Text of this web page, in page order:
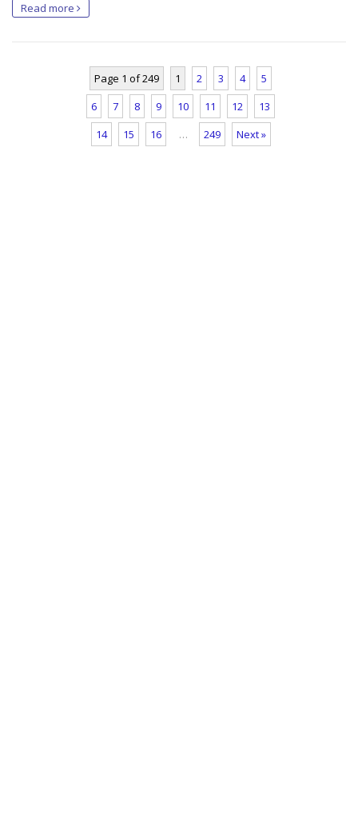
Read more
Page 1 of 249 1 2 3 4
5
6
7 8 9 10 11 12
13
14
15 16 … 249 Next »